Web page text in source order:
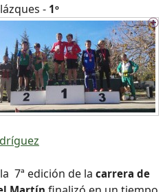
- 1º
7ª edición de la carrera de